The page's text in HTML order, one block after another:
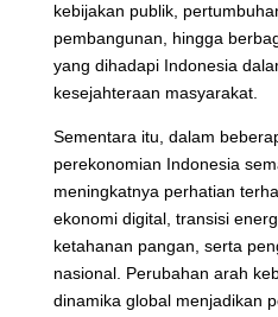
kebijakan publik,
pembangunan, hingga
yang dihadapi Indonesia
kesejahteraan masyarakat.
Sementara itu, dalam
perekonomian Indonesia
meningkatnya perhatian
ekonomi digital, transisi
ketahanan pangan, serta
nasional. Perubahan arah
dinamika global menjadikan